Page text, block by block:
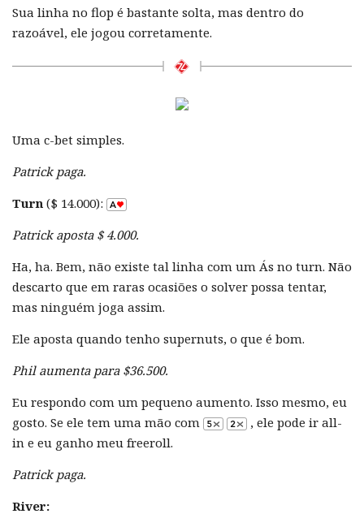
Sua linha no flop é bastante solta, mas dentro do
razoável, ele jogou corretamente.
Uma c-bet simples.
Patrick paga.
Turn ($ 14.000):
Patrick aposta $ 4.000.
Ha, ha. Bem, não existe tal linha com um Ás no turn. Não
descarto que em raras ocasiões o solver possa tentar,
mas ninguém joga assim.
Ele aposta quando tenho supernuts, o que é bom.
Phil aumenta para $36.500.
Eu respondo com um pequeno aumento. Isso mesmo, eu
gosto. Se ele tem uma mão com
, ele pode ir all-
in e eu ganho meu freeroll.
Patrick paga.
River: